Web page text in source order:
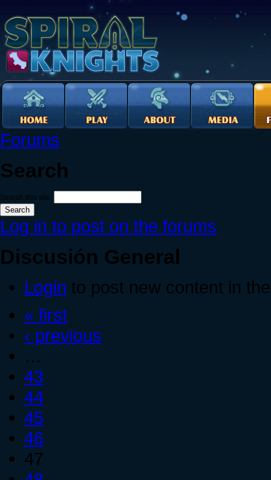
Forums
Search
Search this site:
Log in to post on the forums
Discusión General
Login to post new content in
« first
‹ previous
…
43
44
45
46
47